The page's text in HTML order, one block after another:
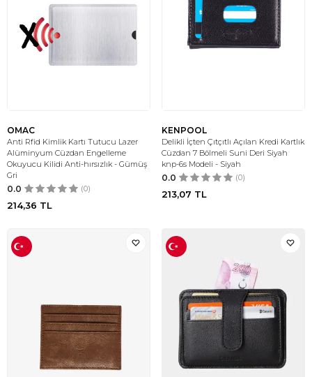
OMAC
Anti Rfid Kimlik Kartı Tutucu Lazer
Alüminyum Cüzdan Engelleme
Okuyucu Kilidi Anti-hırsızlık - Gümüş
Gri
0.0 (0)
214,36 TL
KENPOOL
Delikli İçten Çıtçıtlı Açılan Kredi Kartlık
Cüzdan 7 Bölmeli Suni Deri Siyah
knp-6s Modeli - Siyah
0.0 (0)
213,07 TL